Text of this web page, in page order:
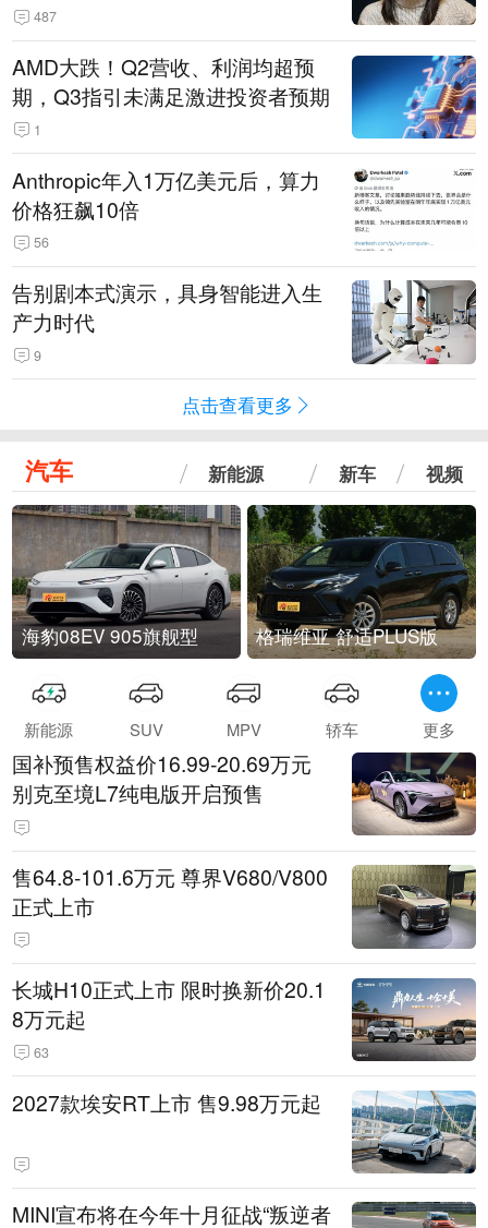
487
AMD大跌！Q2营收、利润均超预
期，Q3指引未满足激进投资者预期
1
Anthropic年入1万亿美元后，算力
价格狂飙10倍
56
告别剧本式演示，具身智能进入生
产力时代
9
点击查看更多
汽车 新能源 新车 视频
海豹08EV 905旗舰型 格瑞维亚 舒适PLUS版
新能源 SUV MPV 轿车 更多
国补预售权益价16.99-20.69万元
别克至境L7纯电版开启预售
售64.8-101.6万元 尊界V680/V800
正式上市
长城H10正式上市 限时换新价20.1
8万元起
63
2027款埃安RT上市 售9.98万元起
MINI宣布将在今年十月征战“叛逆者